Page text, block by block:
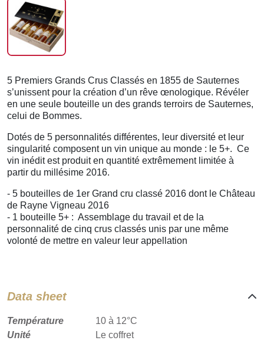
5 Premiers Grands Crus Classés en 1855 de Sauternes
s’unissent pour la création d’un rêve œnologique. Révéler
en une seule bouteille un des grands terroirs de Sauternes,
celui de Bommes.
Dotés de 5 personnalités différentes, leur diversité et leur
singularité composent un vin unique au monde : le 5+. Ce
vin inédit est produit en quantité extrêmement limitée à
partir du millésime 2016.
- 5 bouteilles de 1er Grand cru classé 2016 dont le Château
de Rayne Vigneau 2016
- 1 bouteille 5+ : Assemblage du travail et de la
personnalité de cinq crus classés unis par une même
volonté de mettre en valeur leur appellation
Data sheet
Température
10 à 12°C
Unité
Le coffret